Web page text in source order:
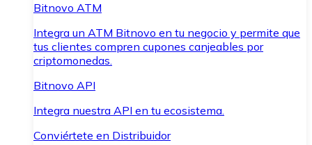
Bitnovo ATM
Integra un ATM Bitnovo en tu negocio y permite que
tus clientes compren cupones canjeables por
criptomonedas.
Bitnovo API
Integra nuestra API en tu ecosistema.
Conviértete en Distribuidor